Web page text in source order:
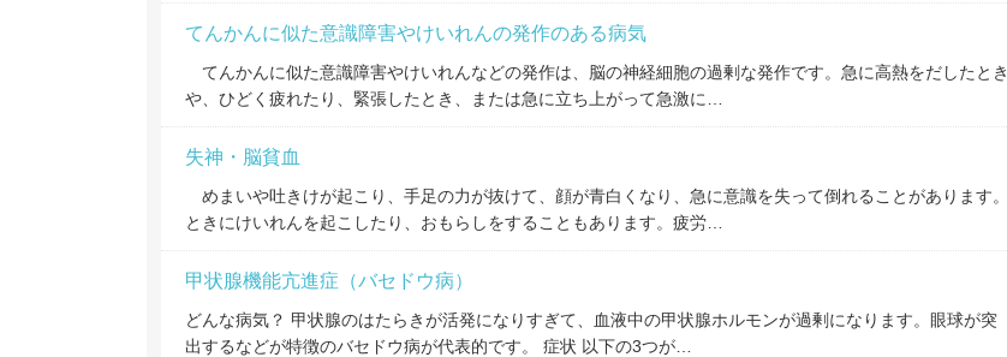
てんかんに似た意識障害やけいれんの発作のある病気
てんかんに似た意識障害やけいれんなどの発作は、脳の神経細胞の過剰な発作です。急に高熱をだしたとき
や、ひどく疲れたり、緊張したとき、または急に立ち上がって急激に…
失神・脳貧血
めまいや吐きけが起こり、手足の力が抜けて、顔が青白くなり、急に意識を失って倒れることがあります。
ときにけいれんを起こしたり、おもらしをすることもあります。疲労…
甲状腺機能亢進症（バセドウ病）
どんな病気？ 甲状腺のはたらきが活発になりすぎて、血液中の甲状腺ホルモンが過剰になります。眼球が突
出するなどが特徴のバセドウ病が代表的です。 症状 以下の3つが…